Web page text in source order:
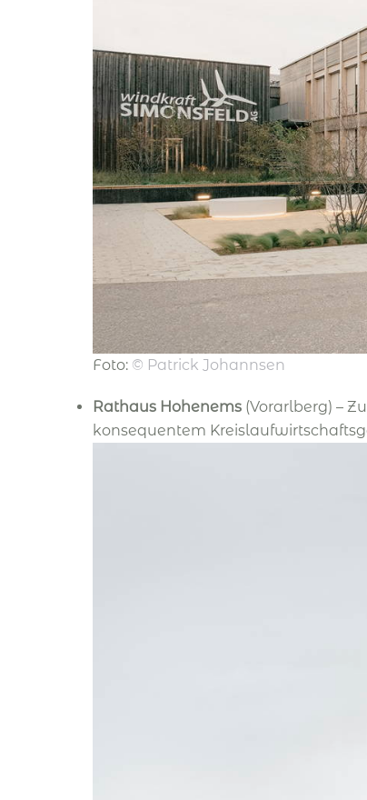
Foto: © Patrick Johannsen
Rathaus Hohenems (Vorarlberg) –
konsequentem